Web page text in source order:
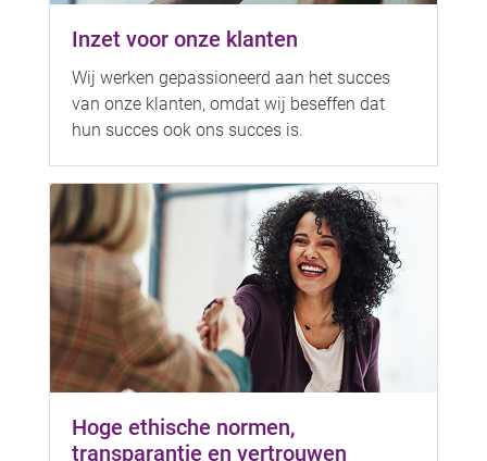
Inzet voor onze klanten
Wij werken gepassioneerd aan het succes
van onze klanten, omdat wij beseffen dat
hun succes ook ons succes is.
Hoge ethische normen,
transparantie en vertrouwen